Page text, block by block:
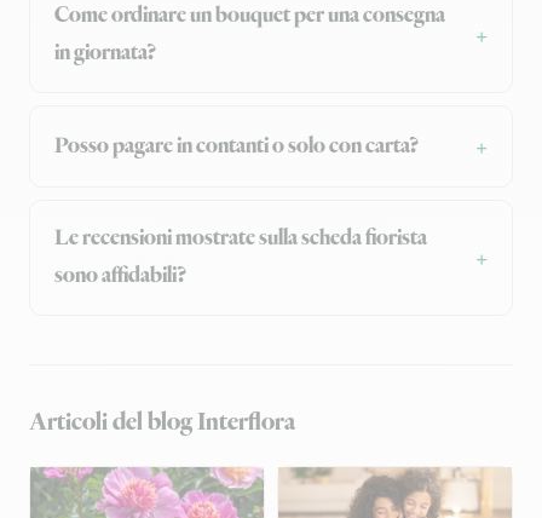
Come ordinare un bouquet per una consegna
in giornata?
Posso pagare in contanti o solo con carta?
Le recensioni mostrate sulla scheda fiorista
sono affidabili?
Articoli del blog Interflora